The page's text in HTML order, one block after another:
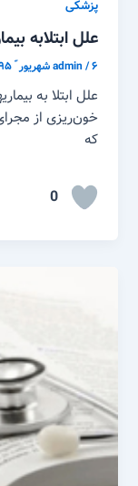
پزشکی
علل ابتلابه
admin/۶ شهریور ّ ۱۳۹۵
علل ابتلا به
خون‌ریزی از
که
0